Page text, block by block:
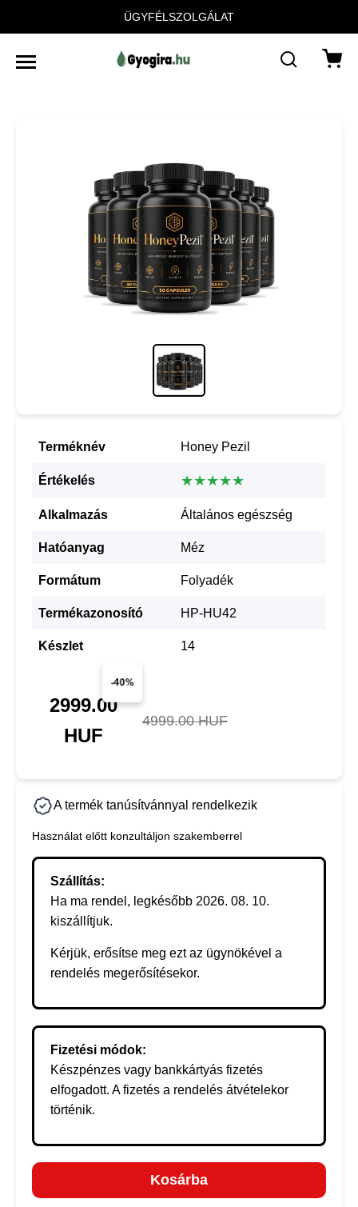
ÜGYFÉLSZOLGÁLAT
Terméknév Honey Pezil
Értékelés ★★★★★
Alkalmazás Általános egészség
Hatóanyag Méz
Formátum Folyadék
Termékazonosító HP-HU42
Készlet 14
-40%
2999.00
HUF
4999.00 HUF
A termék tanúsítvánnyal rendelkezik
Használat előtt konzultáljon szakemberrel
Szállítás:
Ha ma rendel, legkésőbb 2026. 08. 10.
kiszállítjuk.
Kérjük, erősítse meg ezt az ügynökével a
rendelés megerősítésekor.
Fizetési módok:
Készpénzes vagy bankkártyás fizetés
elfogadott. A fizetés a rendelés átvételekor
történik.
Kosárba